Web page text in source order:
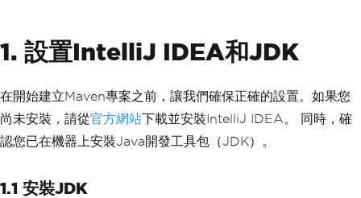
1. 設置IntelliJ IDEA和JDK
在開始建立Maven專案之前，讓我們確保正確的設置。如果您
尚未安裝，請從官方網站下載並安裝IntelliJ IDEA。 同時，確
認您已在機器上安裝Java開發工具包（JDK）。
1.1 安裝JDK